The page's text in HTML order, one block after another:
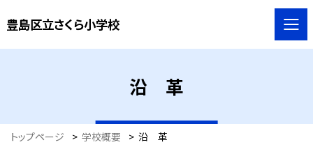
豊島区立さくら小学校
沿 革
トップページ > 学校概要 > 沿 革